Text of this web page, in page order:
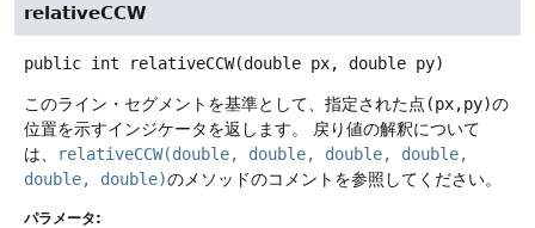
relativeCCW
public int relativeCCW(double px, double py)
このライン・セグメントを基準として、指定された点 (px,py)の
位置を示すインジケータを返します。
戻り値の解釈について
は、
relativeCCW(double, double, double, double,
double, double)のメソッドのコメントを参照してください。
パラメータ: